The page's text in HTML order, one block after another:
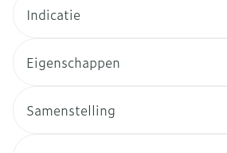
Indicatie
Eigenschappen
Samenstelling